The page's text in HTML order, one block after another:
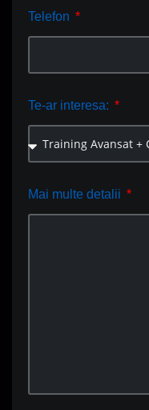
Telefon
Te-ar interesa:
Mai multe detalii